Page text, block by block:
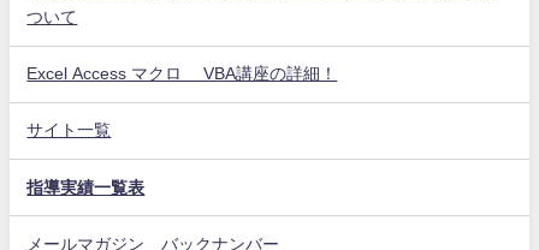
ついて
Excel Access マクロ VBA講座の詳細！
サイト一覧
指導実績一覧表
メールマガジン バックナンバー